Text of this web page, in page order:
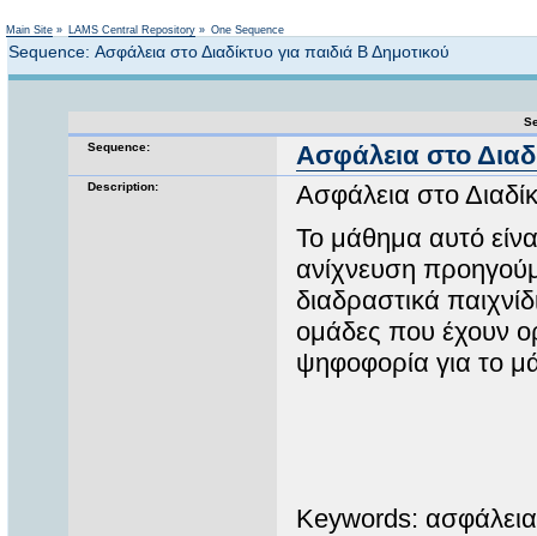
Main Site » LAMS Central Repository » One Sequence
Sequence: Ασφάλεια στο Διαδίκτυο για παιδιά Β Δημοτικού
Sequence:
Ασφάλεια στο
Description:
Ασφάλεια στο
Το μάθημα αυτό
ανίχνευση
διαδραστικά
ομάδες που έχουν
ψηφοφορία για το
Keywords: